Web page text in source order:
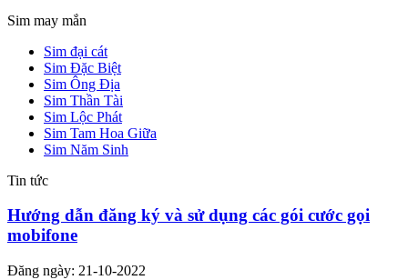
Sim may mắn
Sim đại cát
Sim Đặc Biệt
Sim Ông Địa
Sim Thần Tài
Sim Lộc Phát
Sim Tam Hoa Giữa
Sim Năm Sinh
Tin tức
Hướng dẫn đăng ký và sử dụng các gói cước gọi
mobifone
Đăng ngày: 21-10-2022